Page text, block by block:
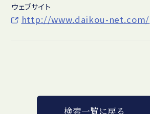
ウェブサイト
http://www.daikou-net.com/
検索一覧に戻る